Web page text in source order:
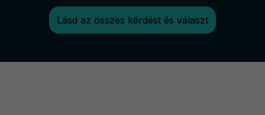
Lásd az összes kérdést és választ